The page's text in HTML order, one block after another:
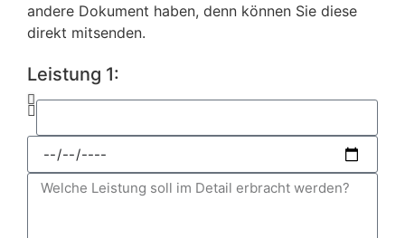
andere Dokument haben, denn können Sie diese
direkt mitsenden.
Leistung 1: